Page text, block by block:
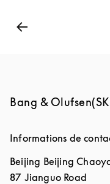
Bang &
Informations de
Beijing Beijing
87 Jianguo Road